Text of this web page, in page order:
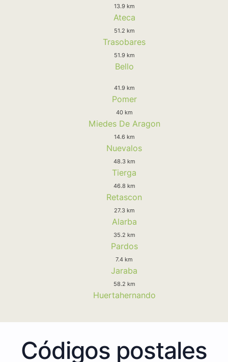
13.9 km
Ateca
51.2 km
Trasobares
51.9 km
Bello
41.9 km
Pomer
40 km
Miedes De Aragon
14.6 km
Nuevalos
48.3 km
Tierga
46.8 km
Retascon
27.3 km
Alarba
35.2 km
Pardos
7.4 km
Jaraba
58.2 km
Huertahernando
Códigos postales